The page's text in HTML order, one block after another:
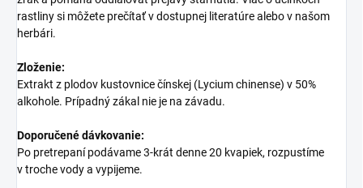
rastliny si môžete prečítať v dostupnej literatúre alebo v našom
herbári.
Zloženie:
Extrakt z plodov kustovnice čínskej (Lycium chinense) v 50%
alkohole. Prípadný zákal nie je na závadu.
Doporučené dávkovanie:
Po pretrepaní podávame 3-krát denne 20 kvapiek, rozpustíme
v troche vody a vypijeme.